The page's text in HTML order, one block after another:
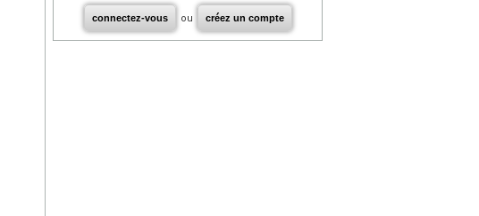
connectez-vous ou créez un compte